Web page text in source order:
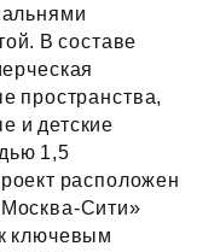
В составе
пространства,
и детские
1,5
расположен
ключевым